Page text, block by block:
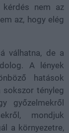
kérdés nem az
az, hogy elég
válhatna, de a
A lények
hatások
tényleg
győzelmekről
mondjuk
a környezetre,